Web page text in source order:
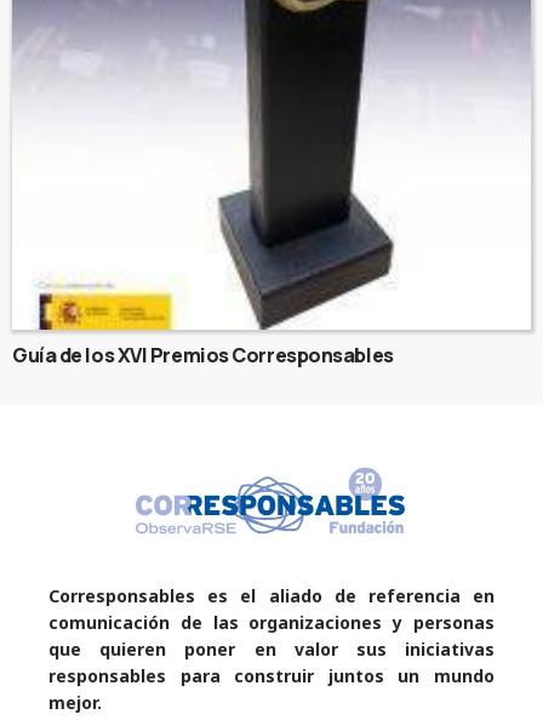
Guía de los XVI Premios Corresponsables
Corresponsables es el aliado de referencia en
comunicación de las organizaciones y personas
que quieren poner en valor sus iniciativas
responsables para construir juntos un mundo
mejor.